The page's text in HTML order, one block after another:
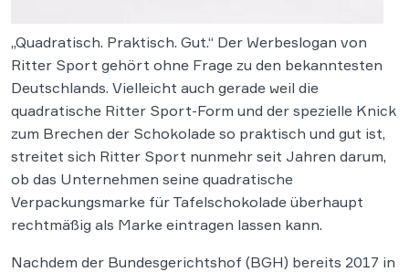
„Quadratisch. Praktisch. Gut.“ Der Werbeslogan von
Ritter Sport gehört ohne Frage zu den bekanntesten
Deutschlands. Vielleicht auch gerade weil die
quadratische Ritter Sport-Form und der spezielle Knick
zum Brechen der Schokolade so praktisch und gut ist,
streitet sich Ritter Sport nunmehr seit Jahren darum,
ob das Unternehmen seine quadratische
Verpackungsmarke für Tafelschokolade überhaupt
rechtmäßig als Marke eintragen lassen kann.
Nachdem der Bundesgerichtshof (BGH) bereits 2017 in